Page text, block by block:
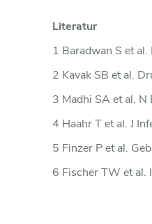
Literatur
1 Baradwan S et
2 Kavak SB et al.
3 Madhi SA et al.
4 Haahr T et al. J
5 Finzer P et al.
6 Fischer TW et al.